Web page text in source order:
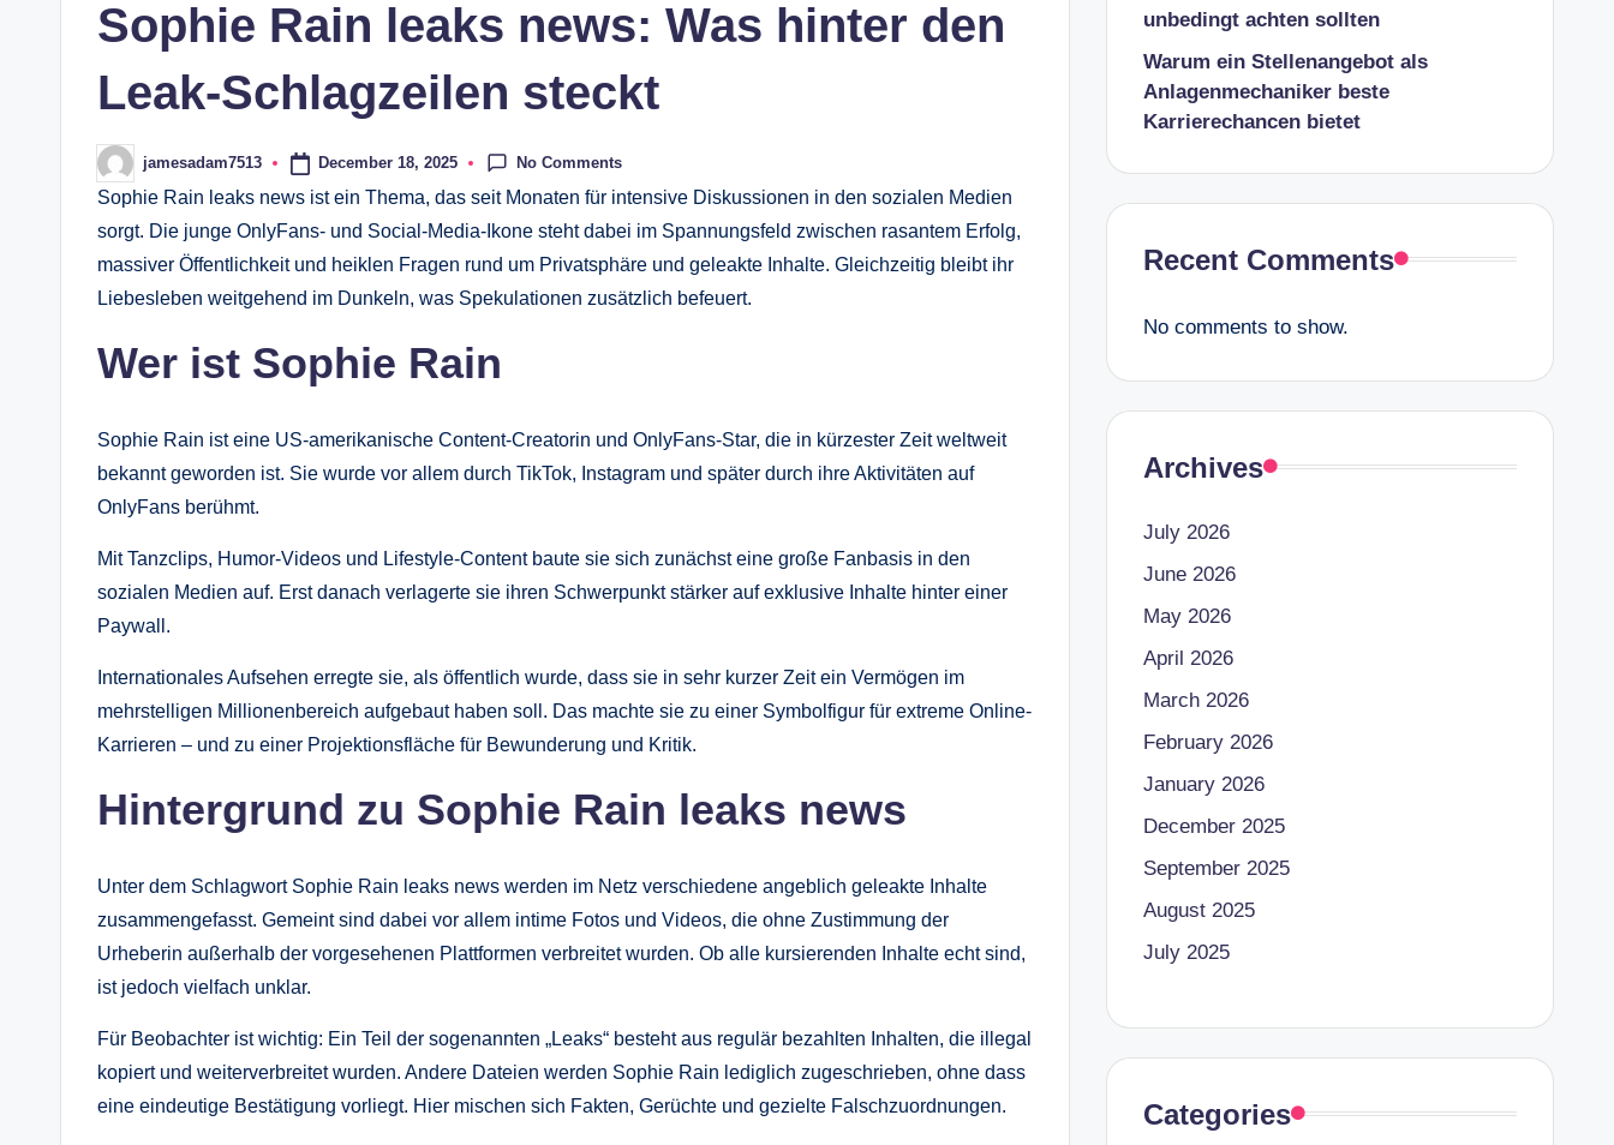
Sophie Rain leaks news: Was hinter den
Leak-Schlagzeilen steckt
Posted
by
jamesadam7513 December 18, 2025 No Comments
Sophie Rain leaks news ist ein Thema, das seit Monaten für intensive Diskussionen in den sozialen Medien
sorgt. Die junge OnlyFans- und Social-Media-Ikone steht dabei im Spannungsfeld zwischen rasantem Erfolg,
massiver Öffentlichkeit und heiklen Fragen rund um Privatsphäre und geleakte Inhalte. Gleichzeitig bleibt ihr
Liebesleben weitgehend im Dunkeln, was Spekulationen zusätzlich befeuert.
Wer ist Sophie Rain
Sophie Rain ist eine US-amerikanische Content-Creatorin und OnlyFans-Star, die in kürzester Zeit weltweit
bekannt geworden ist. Sie wurde vor allem durch TikTok, Instagram und später durch ihre Aktivitäten auf
OnlyFans berühmt.
Mit Tanzclips, Humor-Videos und Lifestyle-Content baute sie sich zunächst eine große Fanbasis in den
sozialen Medien auf. Erst danach verlagerte sie ihren Schwerpunkt stärker auf exklusive Inhalte hinter einer
Paywall.
Internationales Aufsehen erregte sie, als öffentlich wurde, dass sie in sehr kurzer Zeit ein Vermögen im
mehrstelligen Millionenbereich aufgebaut haben soll. Das machte sie zu einer Symbolfigur für extreme Online-
Karrieren – und zu einer Projektionsfläche für Bewunderung und Kritik.
Hintergrund zu Sophie Rain leaks news
Unter dem Schlagwort Sophie Rain leaks news werden im Netz verschiedene angeblich geleakte Inhalte
zusammengefasst. Gemeint sind dabei vor allem intime Fotos und Videos, die ohne Zustimmung der
Urheberin außerhalb der vorgesehenen Plattformen verbreitet wurden. Ob alle kursierenden Inhalte echt sind,
ist jedoch vielfach unklar.
Für Beobachter ist wichtig: Ein Teil der sogenannten „Leaks“ besteht aus regulär bezahlten Inhalten, die illegal
kopiert und weiterverbreitet wurden. Andere Dateien werden Sophie Rain lediglich zugeschrieben, ohne dass
eine eindeutige Bestätigung vorliegt. Hier mischen sich Fakten, Gerüchte und gezielte Falschzuordnungen.
unbedingt achten sollten
Warum ein Stellenangebot als
Anlagenmechaniker beste
Karrierechancen bietet
Recent Comments
No comments to show.
Archives
July 2026
June 2026
May 2026
April 2026
March 2026
February 2026
January 2026
December 2025
September 2025
August 2025
July 2025
Categories